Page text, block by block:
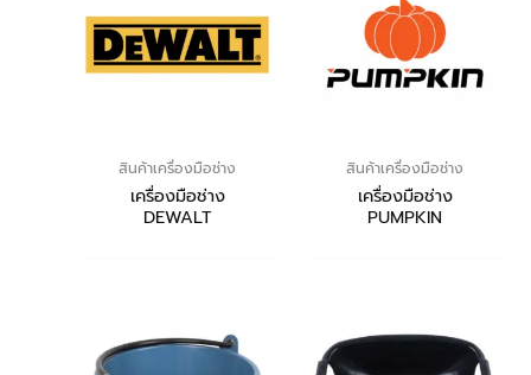
สินค้าเครื่องมือช่าง
เครื่องมือช่าง
DEWALT
สินค้าเครื่องมือช่าง
เครื่องมือช่าง
PUMPKIN